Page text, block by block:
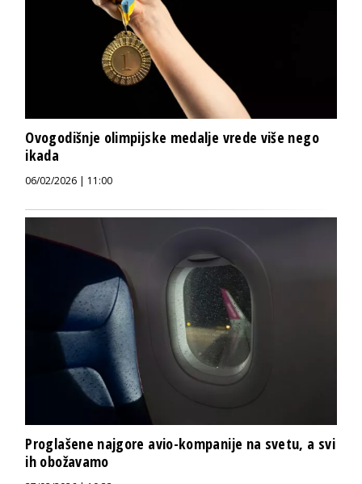
Ovogodišnje olimpijske medalje vrede više nego
ikada
06/02/2026 | 11:00
Proglašene najgore avio-kompanije na svetu, a svi
ih obožavamo